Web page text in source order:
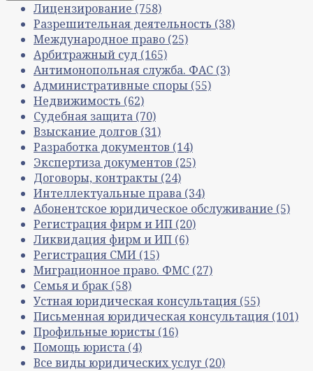
Лицензирование (758)
Разрешительная деятельность (38)
Международное право (25)
Арбитражный суд (165)
Антимонопольная служба. ФАС (3)
Административные споры (55)
Недвижимость (62)
Судебная защита (70)
Взыскание долгов (31)
Разработка документов (14)
Экспертиза документов (25)
Договоры, контракты (24)
Интеллектуальные права (34)
Абонентское юридическое обслуживание (5)
Регистрация фирм и ИП (20)
Ликвидация фирм и ИП (6)
Регистрация СМИ (15)
Миграционное право. ФМС (27)
Семья и брак (58)
Устная юридическая консультация (55)
Письменная юридическая консультация (101)
Профильные юристы (16)
Помощь юриста (4)
Все виды юридических услуг (20)